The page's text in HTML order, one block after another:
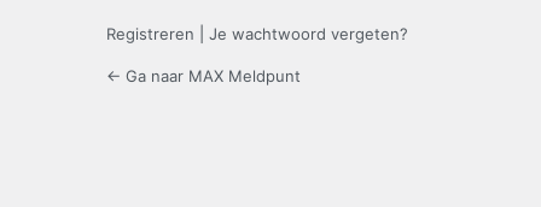
Registreren Je wachtwoord vergeten?
← Ga naar MAX Meldpunt